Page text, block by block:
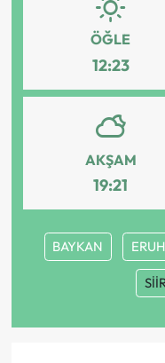
ÖĞLE
12:23
AKŞAM
19:21
BAYKAN ERUH